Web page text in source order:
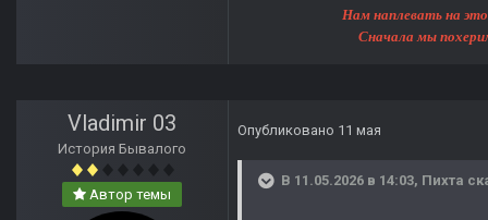
Нам наплевать на этот
Сначала мы похерим
Vladimir 03
История Бывалого
Автор темы
Опубликовано 11 мая
В 11.05.2026 в 14:03, Пихта